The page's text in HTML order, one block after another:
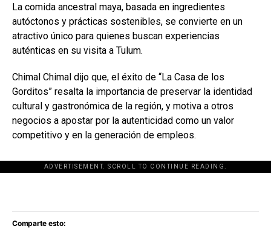
La comida ancestral maya, basada en ingredientes
autóctonos y prácticas sostenibles, se convierte en un
atractivo único para quienes buscan experiencias
auténticas en su visita a Tulum.
Chimal Chimal dijo que, el éxito de “La Casa de los
Gorditos” resalta la importancia de preservar la identidad
cultural y gastronómica de la región, y motiva a otros
negocios a apostar por la autenticidad como un valor
competitivo y en la generación de empleos.
ADVERTISEMENT. SCROLL TO CONTINUE READING.
[adsforwp id="243463"]
Comparte esto: